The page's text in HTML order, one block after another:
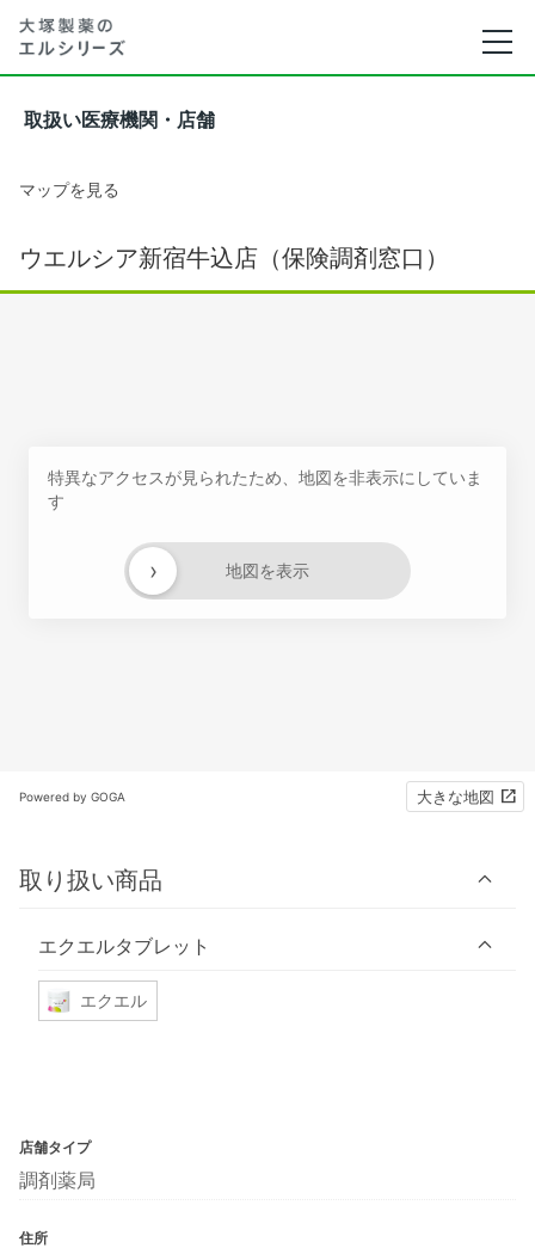
取扱い医療機関・店舗
マップを見る
ウエルシア新宿牛込店（保険調剤窓口）
特異なアクセスが見られたため、地図を非表示にしていま
す
地図を表示
›
Powered by GOGA 大きな地図
取り扱い商品
エクエルタブレット
エクエル
店舗タイプ
調剤薬局
住所